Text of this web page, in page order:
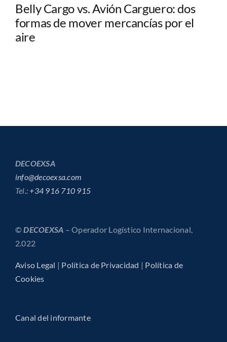
Belly Cargo vs. Avión Carguero: dos
formas de mover mercancías por el
aire
DECOEXSA
info@decoexsa.com
Tel.: +34 916 710 915
©DECOEXSA – Operador Logístico Internacional,
2.022
Aviso Legal | Política de Privacidad | Política de
Cookies
Canal del informante